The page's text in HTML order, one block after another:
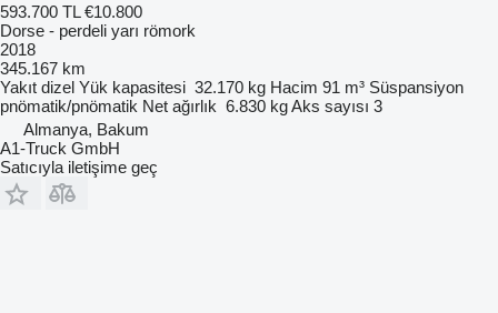
593.700 TL €10.800
Dorse - perdeli yarı römork
2018
345.167 km
Yakıt dizel Yük kapasitesi 32.170 kg Hacim 91 m³ Süspansiyon
pnömatik/pnömatik Net ağırlık 6.830 kgAks sayısı 3
Almanya, Bakum
A1-Truck GmbH
Satıcıyla iletişime geç